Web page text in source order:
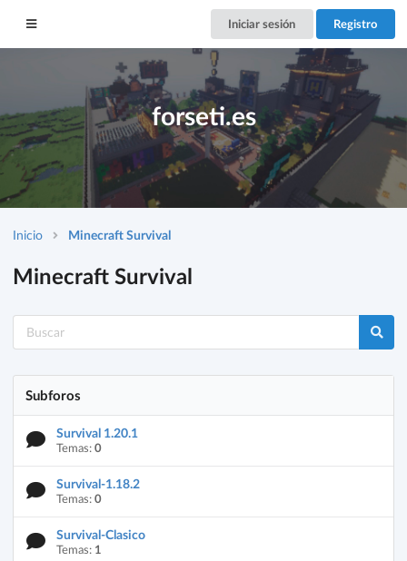
Iniciar sesión Registro
forseti.es
Inicio Minecraft Survival
Minecraft Survival
Subforos
Survival 1.20.1
Temas:0
Survival-1.18.2
Temas:0
Survival-Clasico
Temas: 1